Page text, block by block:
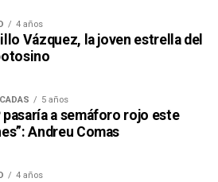
4 años
Vázquez, la joven estrella del
5 años
pasaría a semáforo rojo este
Andreu Comas
4 años